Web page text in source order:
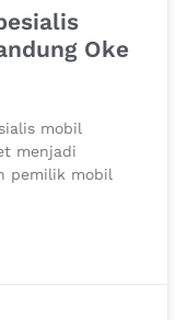
Oke
mobil
menjadi
pemilik mobil